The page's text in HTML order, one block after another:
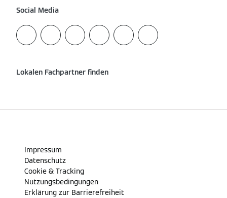
Social Media
Lokalen Fachpartner finden
Impressum
Datenschutz
Cookie & Tracking
Nutzungsbedingungen
Erklärung zur Barrierefreiheit